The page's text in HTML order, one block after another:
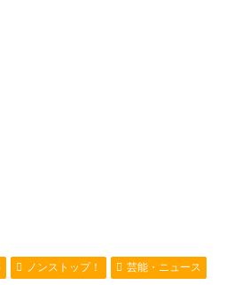
ノンストップ！ 芸能・ニュース